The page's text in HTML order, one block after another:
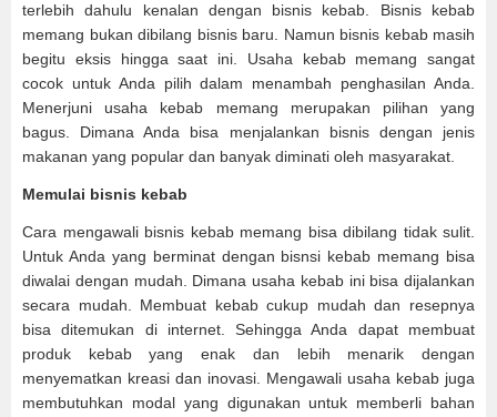
terlebih dahulu kenalan dengan bisnis kebab. Bisnis kebab
memang bukan dibilang bisnis baru. Namun bisnis kebab masih
begitu eksis hingga saat ini. Usaha kebab memang sangat
cocok untuk Anda pilih dalam menambah penghasilan Anda.
Menerjuni usaha kebab memang merupakan pilihan yang
bagus. Dimana Anda bisa menjalankan bisnis dengan jenis
makanan yang popular dan banyak diminati oleh masyarakat.
Memulai bisnis kebab
Cara mengawali bisnis kebab memang bisa dibilang tidak sulit.
Untuk Anda yang berminat dengan bisnsi kebab memang bisa
diwalai dengan mudah. Dimana usaha kebab ini bisa dijalankan
secara mudah. Membuat kebab cukup mudah dan resepnya
bisa ditemukan di internet. Sehingga Anda dapat membuat
produk kebab yang enak dan lebih menarik dengan
menyematkan kreasi dan inovasi. Mengawali usaha kebab juga
membutuhkan modal yang digunakan untuk memberli bahan